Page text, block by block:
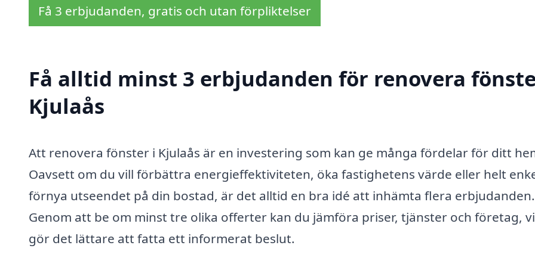
Få 3 erbjudanden, gratis och utan förpliktelser
Få alltid minst 3 erbjudanden för renovera
Kjulaås
Att renovera fönster i Kjulaås är en investering som kan ge många fördelar för ditt
Oavsett om du vill förbättra energieffektiviteten, öka fastighetens värde eller helt
förnya utseendet på din bostad, är det alltid en bra idé att inhämta flera erbjudanden.
Genom att be om minst tre olika offerter kan du jämföra priser, tjänster och företag,
gör det lättare att fatta ett informerat beslut.